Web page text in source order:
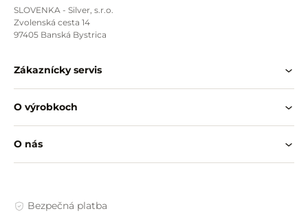
SLOVENKA - Silver, s.r.o.
Zvolenská cesta 14
97405 Banská Bystrica
Zákaznícky servis
O výrobkoch
O nás
Bezpečná platba